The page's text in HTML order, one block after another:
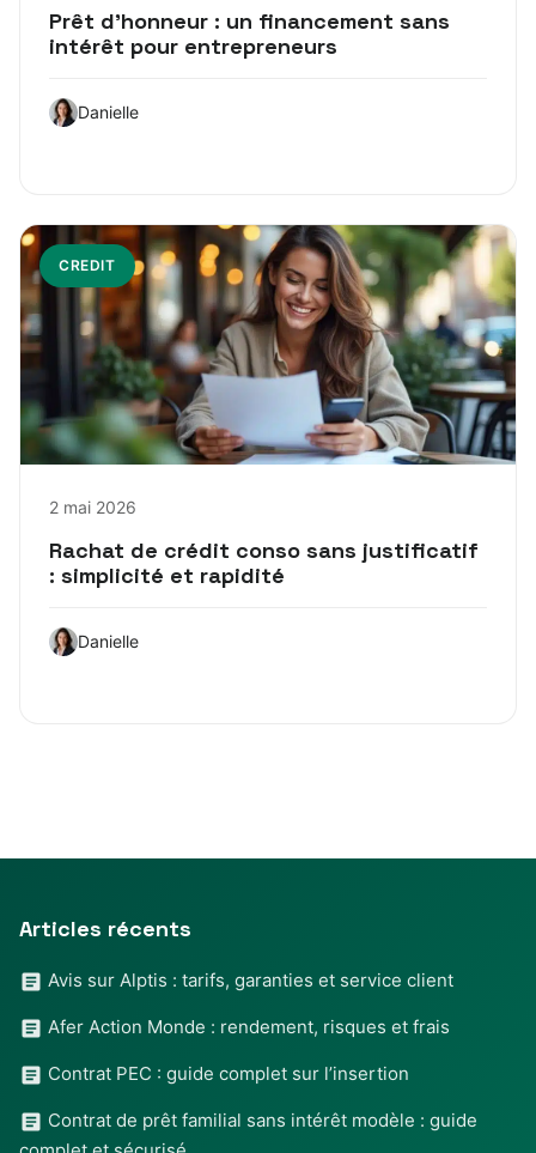
Prêt d’honneur : un financement sans
intérêt pour entrepreneurs
Danielle
CREDIT
2 mai 2026
Rachat de crédit conso sans justificatif
: simplicité et rapidité
Danielle
Articles récents
Avis sur Alptis : tarifs, garanties et service client
Afer Action Monde : rendement, risques et frais
Contrat PEC : guide complet sur l’insertion
Contrat de prêt familial sans intérêt modèle : guide